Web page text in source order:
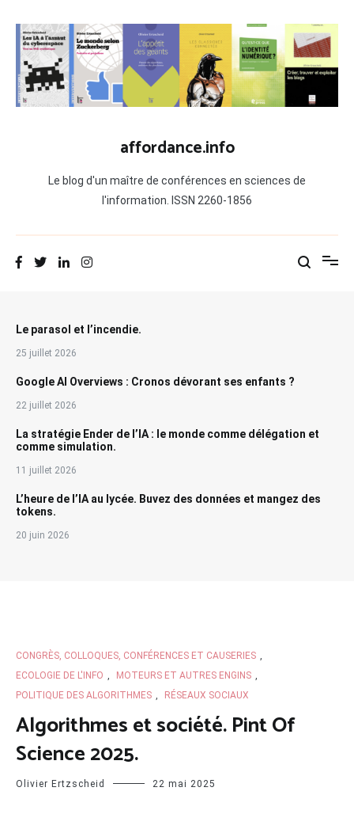
contenu
affordance.info
Le blog d'un maître de conférences en sciences de
l'information. ISSN 2260-1856
Le parasol et l’incendie.
25 juillet 2026
Google AI Overviews : Cronos dévorant ses enfants ?
22 juillet 2026
La stratégie Ender de l’IA : le monde comme délégation et
comme simulation.
11 juillet 2026
L’heure de l’IA au lycée. Buvez des données et mangez des
tokens.
20 juin 2026
CONGRÈS, COLLOQUES, CONFÉRENCES ET CAUSERIES
ECOLOGIE DE L'INFO
MOTEURS ET AUTRES ENGINS
POLITIQUE DES ALGORITHMES
RÉSEAUX SOCIAUX
Algorithmes et société. Pint Of
Science 2025.
Olivier Ertzscheid 22 mai 2025